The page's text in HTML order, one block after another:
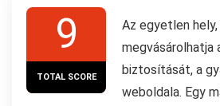
9
TOTAL SCORE
Az egyetlen hely,
megvásárolhatja
biztosítását, a
weboldala. Egy